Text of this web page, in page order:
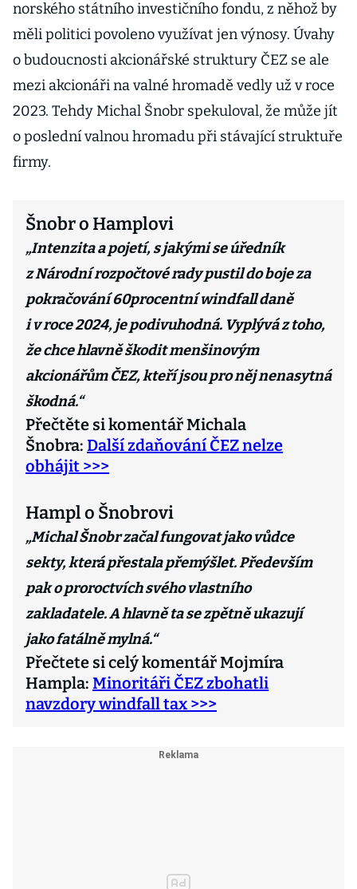
norského státního investičního fondu, z něhož by
měli politici povoleno využívat jen výnosy. Úvahy
o budoucnosti akcionářské struktury ČEZ se ale
mezi akcionáři na valné hromadě vedly už v roce
2023. Tehdy Michal Šnobr spekuloval, že může jít
o poslední valnou hromadu při stávající struktuře
firmy.
Šnobr o Hamplovi
„Intenzita a pojetí, s jakými se úředník
z Národní rozpočtové rady pustil do boje za
pokračování 60procentní windfall daně
i v roce 2024, je podivuhodná. Vyplývá z toho,
že chce hlavně škodit menšinovým
akcionářům ČEZ, kteří jsou pro něj nenasytná
škodná.“
Přečtěte si komentář Michala
Šnobra: Další zdaňování ČEZ nelze
obhájit >>>
Hampl o Šnobrovi
„Michal Šnobr začal fungovat jako vůdce
sekty, která přestala přemýšlet. Především
pak o proroctvích svého vlastního
zakladatele. A hlavně ta se zpětně ukazují
jako fatálně mylná.“
Přečtete si celý komentář Mojmíra
Hampla: Minoritáři ČEZ zbohatli
navzdory windfall tax >>>